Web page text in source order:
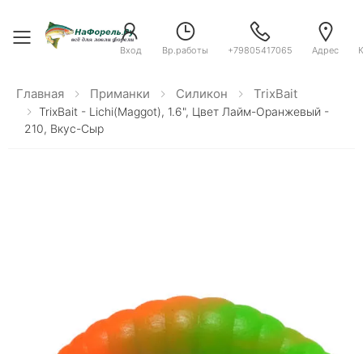
Toggle menu
Вход Вр.работы +79805417065 Адрес
Главная Приманки Силикон TrixBait
TrixBait - Lichi(Maggot), 1.6", Цвет Лайм-Оранжевый -
210, Вкус-Сыр